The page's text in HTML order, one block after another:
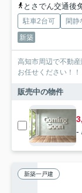
とさでん交通後
駐車2台可 閑静
新築
高知市周辺で不動
お任せください！
販売中の物件
-
新築一戸建